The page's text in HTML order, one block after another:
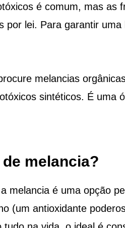
é comum, mas as
por lei. Para garantir
melancias
sintéticos. É uma
melancia?
melancia é uma opção
(um antioxidante